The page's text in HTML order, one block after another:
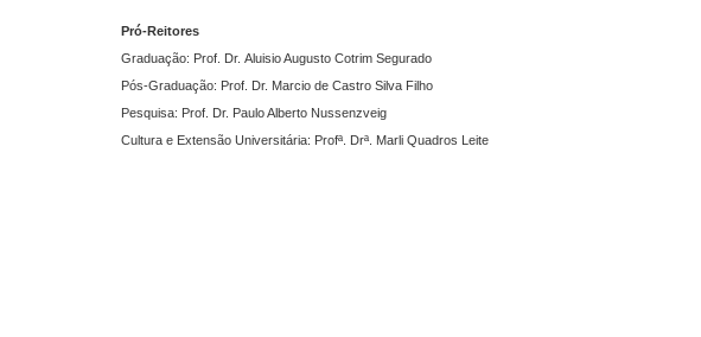
Pró-Reitores
Graduação: Prof. Dr. Aluisio Augusto Cotrim Segurado
Pós-Graduação: Prof. Dr. Marcio de Castro Silva Filho
Pesquisa: Prof. Dr. Paulo Alberto Nussenzveig
Cultura e Extensão Universitária: Profª. Drª. Marli Quadros Leite